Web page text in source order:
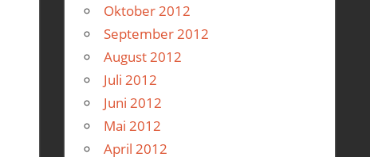
Oktober 2012
September 2012
August 2012
Juli 2012
Juni 2012
Mai 2012
April 2012